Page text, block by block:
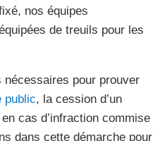
nos équipes
de treuils pour les
pour prouver
public, la cession d’un
cas d’infraction commise
dans cette démarche pour